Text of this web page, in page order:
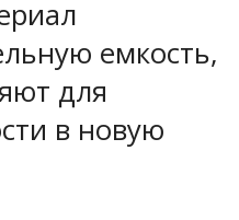
емкость,
для
в новую